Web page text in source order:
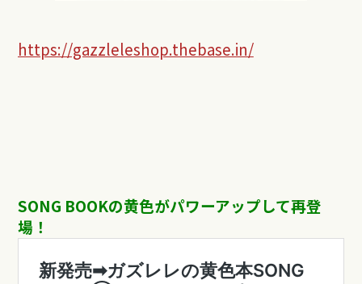
https://gazzleleshop.thebase.in/
SONG BOOKの黄色がパワーアップして再登
場！